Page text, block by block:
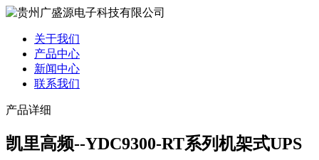
关于我们
产品中心
新闻中心
联系我们
产品详细
凯里高频--YDC9300-RT系列机架式UPS